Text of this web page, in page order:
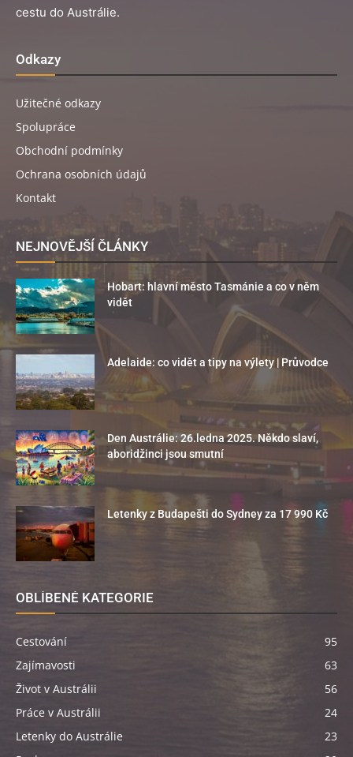
cestu do Austrálie.
Odkazy
Užitečné odkazy
Spolupráce
Obchodní podmínky
Ochrana osobních údajů
Kontakt
NEJNOVĚJŠÍ ČLÁNKY
Hobart: hlavní město Tasmánie a co v něm
vidět
Adelaide: co vidět a tipy na výlety | Průvodce
Den Austrálie: 26.ledna 2025. Někdo slaví,
aboridžinci jsou smutní
Letenky z Budapešti do Sydney za 17 990 Kč
OBLÍBENÉ KATEGORIE
Cestování
95
Zajímavosti
63
Život v Austrálii
56
Práce v Austrálii
24
Letenky do Austrálie
23